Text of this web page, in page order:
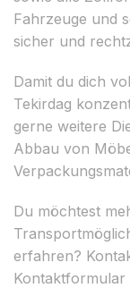
Fahrzeuge und
sicher und
Damit du dich
Tekirdag
gerne weitere
Abbau von
Du möchtest
erfahren?
Kontaktformular